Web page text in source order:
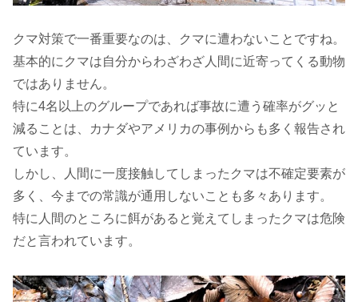
クマ対策で一番重要なのは、クマに遭わないことですね。
基本的にクマは自分からわざわざ人間に近寄ってくる動物
ではありません。
特に4名以上のグループであれば事故に遭う確率がグッと
減ることは、カナダやアメリカの事例からも多く報告され
ています。
しかし、人間に一度接触してしまったクマは不確定要素が
多く、今までの常識が通用しないことも多々あります。
特に人間のところに餌があると覚えてしまったクマは危険
だと言われています。